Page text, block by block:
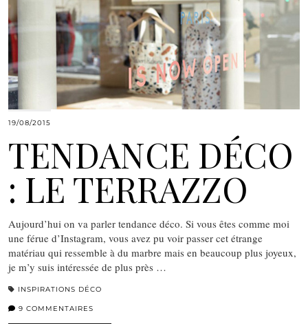
19/08/2015
TENDANCE DÉCO
: LE TERRAZZO
Aujourd’hui on va parler tendance déco. Si vous êtes comme moi
une férue d’Instagram, vous avez pu voir passer cet étrange
matériau qui ressemble à du marbre mais en beaucoup plus joyeux,
je m’y suis intéressée de plus près …
INSPIRATIONS DÉCO
9 COMMENTAIRES